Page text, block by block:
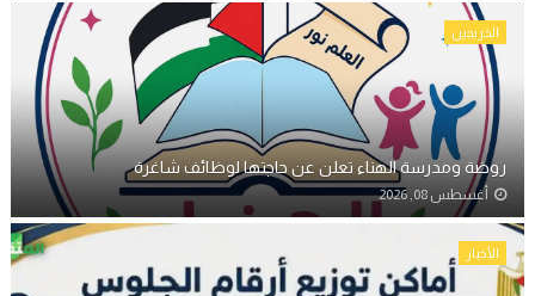
الخريجين
روضة ومدرسة الهناء تعلن عن حاجتها لوظائف شاغرة
أغسطس 08, 2026
الأخبار